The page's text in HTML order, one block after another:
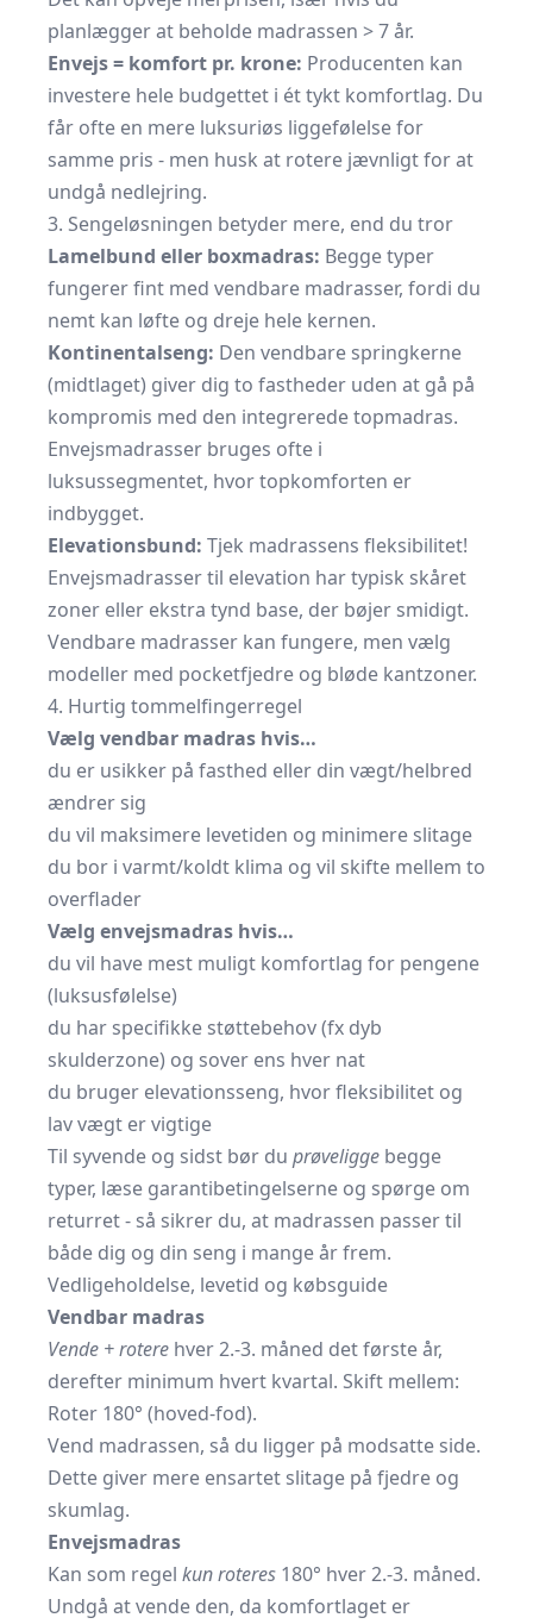
planlægger at beholde madrassen > 7 år.
Envejs = komfort pr. krone: Producenten kan
investere hele budgettet i ét tykt komfortlag. Du
får ofte en mere luksuriøs liggefølelse for
samme pris - men husk at rotere jævnligt for at
undgå nedlejring.
3. Sengeløsningen betyder mere, end du tror
Lamelbund eller boxmadras: Begge typer
fungerer fint med vendbare madrasser, fordi du
nemt kan løfte og dreje hele kernen.
Kontinentalseng: Den vendbare springkerne
(midtlaget) giver dig to fastheder uden at gå på
kompromis med den integrerede topmadras.
Envejsmadrasser bruges ofte i
luksussegmentet, hvor topkomforten er
indbygget.
Elevationsbund: Tjek madrassens fleksibilitet!
Envejsmadrasser til elevation har typisk skåret
zoner eller ekstra tynd base, der bøjer smidigt.
Vendbare madrasser kan fungere, men vælg
modeller med pocketfjedre og bløde kantzoner.
4. Hurtig tommelfingerregel
Vælg vendbar madras hvis…
du er usikker på fasthed eller din vægt/helbred
ændrer sig
du vil maksimere levetiden og minimere slitage
du bor i varmt/koldt klima og vil skifte mellem to
overflader
Vælg envejsmadras hvis…
du vil have mest muligt komfortlag for pengene
(luksusfølelse)
du har specifikke støttebehov (fx dyb
skulderzone) og sover ens hver nat
du bruger elevationsseng, hvor fleksibilitet og
lav vægt er vigtige
Til syvende og sidst bør du prøveligge begge
typer, læse garantibetingelserne og spørge om
returret - så sikrer du, at madrassen passer til
både dig og din seng i mange år frem.
Vedligeholdelse, levetid og købsguide
Vendbar madras
Vende + rotere hver 2.-3. måned det første år,
derefter minimum hvert kvartal. Skift mellem:
Roter 180° (hoved-fod).
Vend madrassen, så du ligger på modsatte side.
Dette giver mere ensartet slitage på fjedre og
skumlag.
Envejsmadras
Kan som regel kun roteres 180° hver 2.-3. måned.
Undgå at vende den, da komfortlaget er